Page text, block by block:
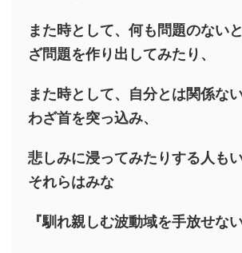
また時として、何も問題のない
ざ問題を作り出してみたり、
また時として、自分とは関係な
わざ首を突っ込み、
悲しみに浸ってみたりする人も
それらはみな
『馴れ親しむ波動域を手放せない